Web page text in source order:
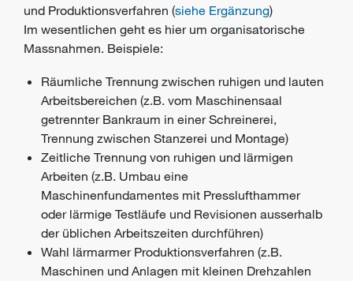
und Produktionsverfahren (siehe Ergänzung)
Im wesentlichen geht es hier um organisatorische
Massnahmen. Beispiele:
Räumliche Trennung zwischen ruhigen und lauten
Arbeitsbereichen (z.B. vom Maschinensaal
getrennter Bankraum in einer Schreinerei,
Trennung zwischen Stanzerei und Montage)
Zeitliche Trennung von ruhigen und lärmigen
Arbeiten (z.B. Umbau eine
Maschinenfundamentes mit Presslufthammer
oder lärmige Testläufe und Revisionen ausserhalb
der üblichen Arbeitszeiten durchführen)
Wahl lärmarmer Produktionsverfahren (z.B.
Maschinen und Anlagen mit kleinen Drehzahlen